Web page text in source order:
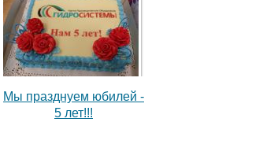
Мы празднуем юбилей -
5 лет!!!